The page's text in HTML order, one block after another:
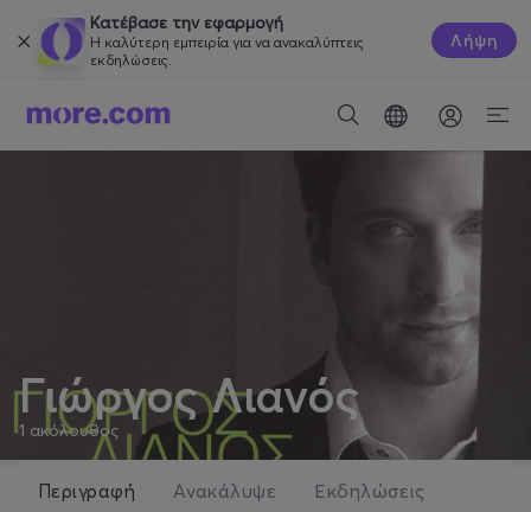
Κατέβασε την εφαρμογή
Η καλύτερη εμπειρία για να ανακαλύπτεις
εκδηλώσεις.
Λήψη
Γιώργος Λιανός
1 ακόλουθος
Περιγραφή Ανακάλυψε Εκδηλώσεις